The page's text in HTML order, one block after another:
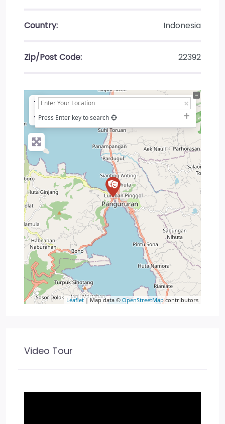
Country: Indonesia
Zip/Post Code: 22392
+
−Press Enter key to search
Leaflet| Map data © OpenStreetMapcontributors
Video Tour